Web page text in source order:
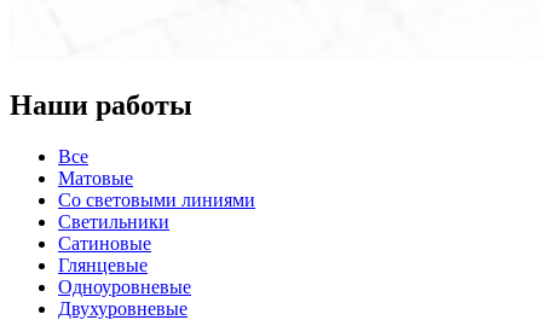
Наши работы
Все
Матовые
Со световыми линиями
Светильники
Сатиновые
Глянцевые
Одноуровневые
Двухуровневые